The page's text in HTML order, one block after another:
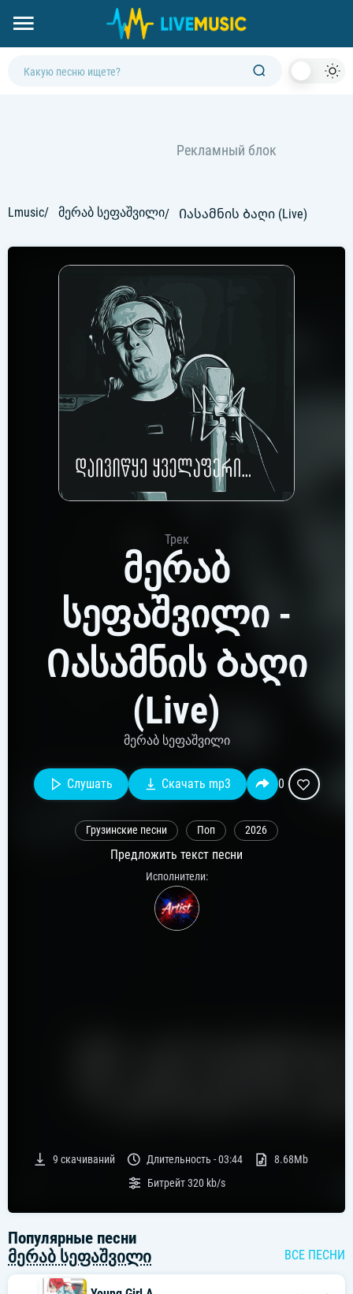
Lmusic მერაბ სეფაშვილი Იასამნის Ბაღი (Live)
Трек
მერაბ
სეფაშვილი -
Იასამნის Ბაღი
(Live)
მერაბ სეფაშვილი
Слушать Скачать mp3 0
Грузинские песни Поп 2026
Предложить текст песни
Исполнители:
9 скачиваний Длительность -03:44
8.68Mb
Битрейт320 kb/s
Популярные песни
მერაბ სეფაშვილი
ВСЕ ПЕСНИ